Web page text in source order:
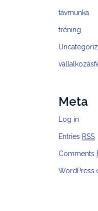
távmunka
tréning
Meta
Log in
Entries RSS
Comments